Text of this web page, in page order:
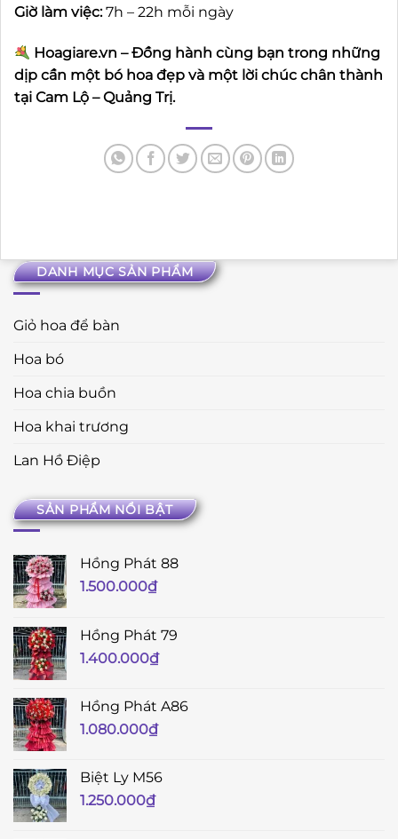
DANH MỤC SẢN PHẨM
Giỏ hoa để bàn
Hoa bó
Hoa chia buồn
Hoa khai trương
Lan Hồ Điệp
SẢN PHẨM NỔI BẬT
Hồng Phát 88
1.500.000₫
Hồng Phát 79
1.400.000₫
Hồng Phát A86
1.080.000₫
Biệt Ly M56
1.250.000₫
Giờ làm việc:7h – 22h mỗi ngày
Hoagiare.vn – Đồng hành cùng bạn trong những
dịp cần một bó hoa đẹp và một lời chúc chân thành
tại Cam Lộ – Quảng Trị.